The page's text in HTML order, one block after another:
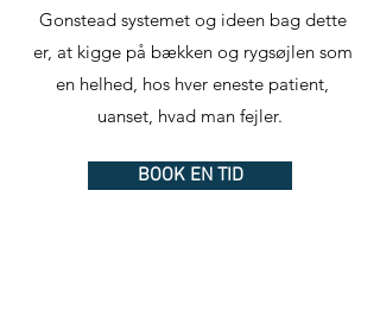
Gonstead systemet og ideen bag dette
er, at kigge på bækken og rygsøjlen som
en helhed, hos hver eneste patient,
uanset, hvad man fejler.
BOOK EN TID